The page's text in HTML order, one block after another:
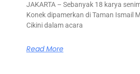
JAKARTA – Sebanyak 18 karya
Konek dipamerkan di Taman Ismail
Cikini dalam acara
Read More